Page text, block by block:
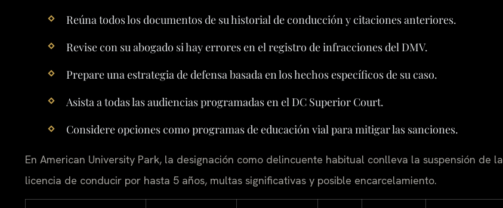
Reúna todos los documentos de su historial de conducción y citaciones anteriores.
Revise con su abogado si hay errores en el registro de infracciones del DMV.
Prepare una estrategia de defensa basada en los hechos específicos de su caso.
Asista a todas las audiencias programadas en el DC Superior Court.
Considere opciones como programas de educación vial para mitigar las sanciones.
En American University Park, la designación como delincuente habitual conlleva la suspensión de la
licencia de conducir por hasta 5 años, multas significativas y posible encarcelamiento.